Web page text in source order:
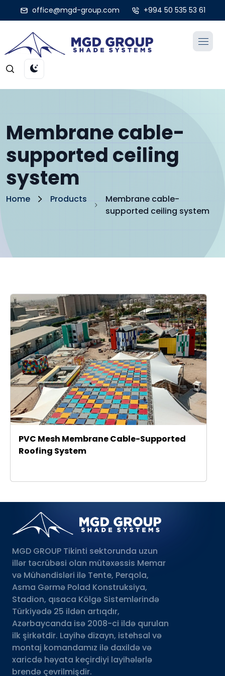
office@mgd-group.com +994 50 535 53 61
Membrane cable-
supported ceiling
system
Home Products
Membrane cable-
supported ceiling system
PVC Mesh Membrane Cable-Supported
Roofing System
MGD GROUP Tikinti sektorunda uzun
illər təcrübəsi olan mütəxəssis Memar
və Mühəndisləri ilə Tente, Perqola,
Asma Gərmə Polad Konstruksiya,
Stadion, qısaca Kölgə Sistemlərində
Türkiyədə 25 ildən artıqdır,
Azərbaycanda isə 2008-ci ildə qurulan
ilk şirkətdir. Layihə dizayn, istehsal və
montaj komandamız ilə daxildə və
xaricdə həyata keçirdiyi layihələrlə
brendə çevrilmişdir.